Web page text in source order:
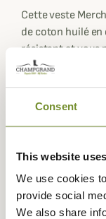
Consent
This website
We use cookies
provide social
We also share
Cette veste
de coton huilé en
résistant et vous
dispose en plus
Elle comporte
tirette à l'effigie
protéger du froid.
en tricot côtelé
la veste et c'est
très tendance en